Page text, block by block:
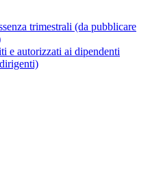
trimestrali (da pubblicare
e autorizzati ai dipendenti